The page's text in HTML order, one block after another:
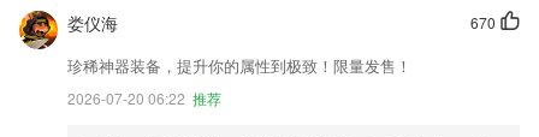
670
娄仪海
珍稀神器装备，提升你的属性到极致！限量发售！
2026-07-20 06:22 推荐